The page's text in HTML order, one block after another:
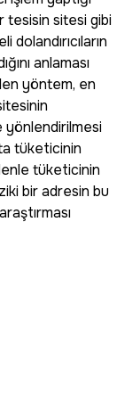
tesisin sitesi gibi
anlaması
yöntem, en
yönlendirilmesi
tüketicinin
tüketicinin
bir adresin bu